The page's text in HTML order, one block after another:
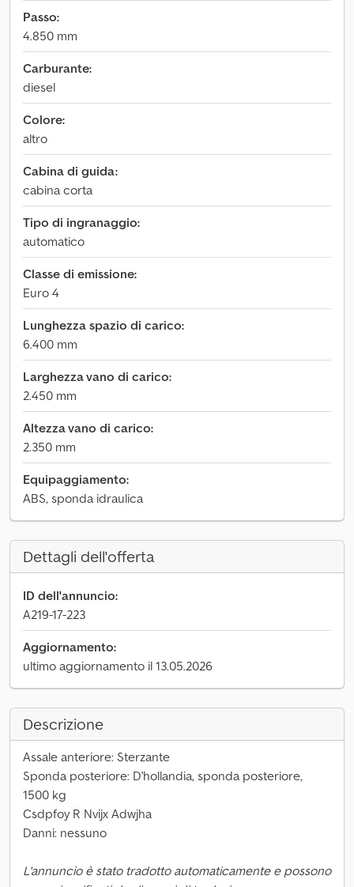
Passo:
4.850 mm
Carburante:
diesel
Colore:
altro
Cabina di guida:
cabina corta
Tipo di ingranaggio:
automatico
Classe di emissione:
Euro 4
Lunghezza spazio di carico:
6.400 mm
Larghezza vano di carico:
2.450 mm
Altezza vano di carico:
2.350 mm
Equipaggiamento:
ABS, sponda idraulica
Dettagli dell'offerta
ID dell'annuncio:
A219-17-223
Aggiornamento:
ultimo aggiornamento il 13.05.2026
Descrizione
Assale anteriore: Sterzante
Sponda posteriore: D'hollandia, sponda posteriore,
1500 kg
Csdpfoy R Nvijx Adwjha
Danni: nessuno
L'annuncio è stato tradotto automaticamente e possono